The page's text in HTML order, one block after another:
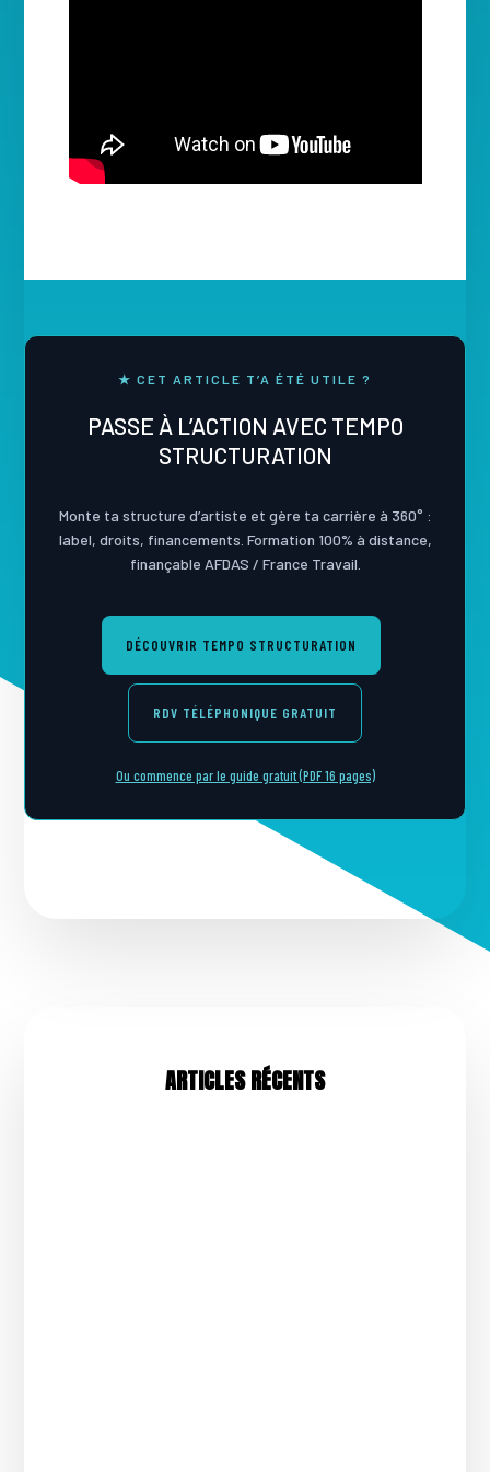
★ CET ARTICLE T’A ÉTÉ UTILE ?
PASSE À L’ACTION AVEC TEMPO
STRUCTURATION
Monte ta structure d’artiste et gère ta carrière à 360° :
label, droits, financements. Formation 100% à distance,
finançable AFDAS / France Travail.
DÉCOUVRIR TEMPO STRUCTURATION
RDV TÉLÉPHONIQUE GRATUIT
Ou commence par le guide gratuit (PDF 16 pages)
ARTICLES RÉCENTS